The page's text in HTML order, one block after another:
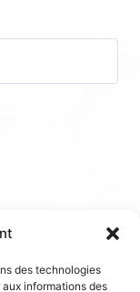
des technologies
informations des